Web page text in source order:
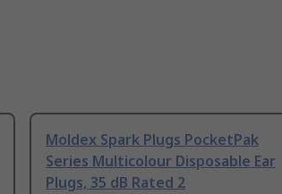
Moldex Spark Plugs PocketPak
Series Multicolour Disposable Ear
Plugs, 35 dB Rated 2